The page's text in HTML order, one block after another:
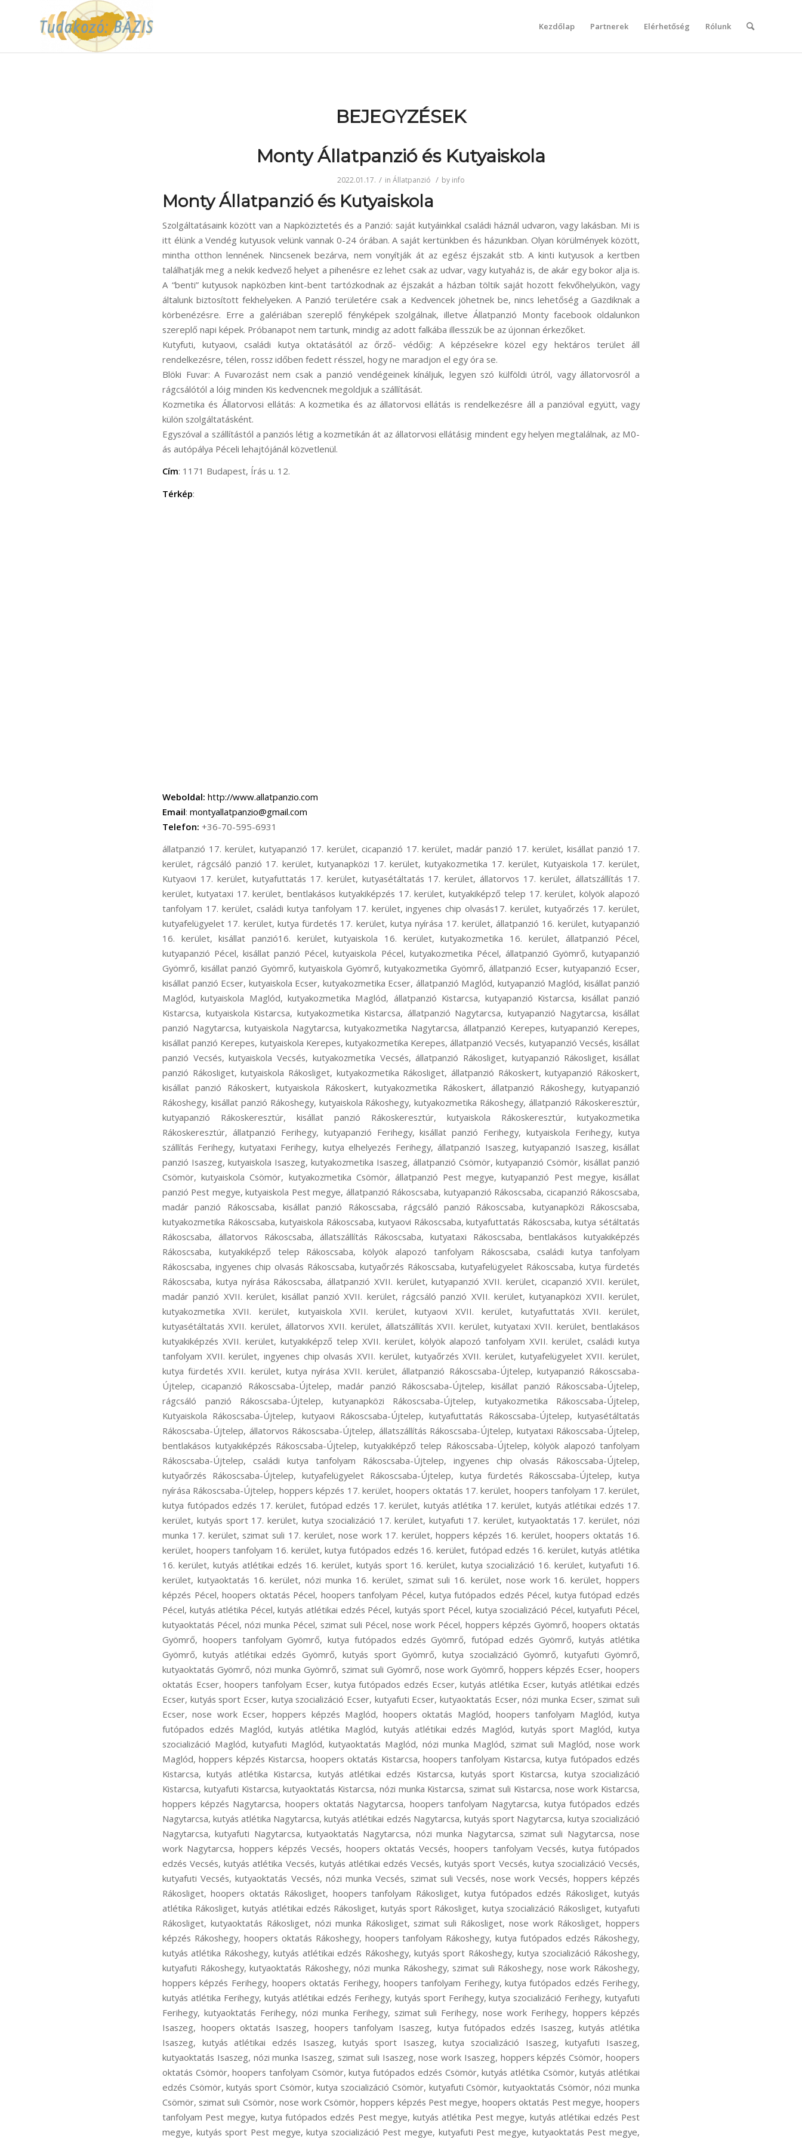
Kezdőlap Partnerek Elérhetőség Rólunk
BEJEGYZÉSEK
Monty Állatpanzió és Kutyaiskola
2022.01.17. / in Állatpanzió / by info
Monty Állatpanzió és Kutyaiskola
Szolgáltatásaink között van a Napköziztetés és a Panzió: saját kutyáinkkal családi háznál udvaron, vagy lakásban. Mi is
itt élünk a Vendég kutyusok velünk vannak 0-24 órában. A saját kertünkben és házunkban. Olyan körülmények között,
mintha otthon lennének. Nincsenek bezárva, nem vonyítják át az egész éjszakát stb. A kinti kutyusok a kertben
találhatják meg a nekik kedvező helyet a pihenésre ez lehet csak az udvar, vagy kutyaház is, de akár egy bokor alja is.
A “benti” kutyusok napközben kint-bent tartózkodnak az éjszakát a házban töltik saját hozott fekvőhelyükön, vagy
általunk biztosított fekhelyeken. A Panzió területére csak a Kedvencek jöhetnek be, nincs lehetőség a Gazdiknak a
körbenézésre. Erre a galériában szereplő fényképek szolgálnak, illetve Állatpanzió Monty facebook oldalunkon
szereplő napi képek. Próbanapot nem tartunk, mindig az adott falkába illesszük be az újonnan érkezőket.
Kutyfuti, kutyaovi, családi kutya oktatásától az őrző- védőig: A képzésekre közel egy hektáros terület áll
rendelkezésre, télen, rossz időben fedett résszel, hogy ne maradjon el egy óra se.
Blöki Fuvar: A Fuvarozást nem csak a panzió vendégeinek kínáljuk, legyen szó külföldi útról, vagy állatorvosról a
rágcsálótól a lóig minden Kis kedvencnek megoldjuk a szállítását.
Kozmetika és Állatorvosi ellátás: A kozmetika és az állatorvosi ellátás is rendelkezésre áll a panzióval együtt, vagy
külön szolgáltatásként.
Egyszóval a szállítástól a panziós létig a kozmetikán át az állatorvosi ellátásig mindent egy helyen megtalálnak, az M0-
ás autópálya Péceli lehajtójánál közvetlenül.
Cím: 1171 Budapest, Írás u. 12.
Térkép:
Weboldal: http://www.allatpanzio.com
Email: montyallatpanzio@gmail.com
Telefon: +36-70-595-6931
állatpanzió 17. kerület, kutyapanzió 17. kerület, cicapanzió 17. kerület, madár panzió 17. kerület, kisállat panzió 17. kerület, rágcsáló panzió 17. kerület, kutyanapközi 17. kerület, kutyakozmetika 17. kerület, Kutyaiskola 17. kerület, Kutyaovi 17. kerület, kutyafuttatás 17. kerület, kutyasétáltatás 17. kerület, állatorvos 17. kerület, állatszállítás 17. kerület, kutyataxi 17. kerület, bentlakásos kutyakiképzés 17. kerület, kutyakiképző telep 17. kerület, kölyök alapozó tanfolyam 17. kerület, családi kutya tanfolyam 17. kerület, ingyenes chip olvasás17. kerület, kutyaőrzés 17. kerület, kutyafelügyelet 17. kerület, kutya fürdetés 17. kerület, kutya nyírása 17. kerület, állatpanzió 16. kerület, kutyapanzió 16. kerület, kisállat panzió16. kerület, kutyaiskola 16. kerület, kutyakozmetika 16. kerület, állatpanzió Pécel, kutyapanzió Pécel, kisállat panzió Pécel, kutyaiskola Pécel, kutyakozmetika Pécel, állatpanzió Gyömrő, kutyapanzió Gyömrő, kisállat panzió Gyömrő, kutyaiskola Gyömrő, kutyakozmetika Gyömrő, állatpanzió Ecser, kutyapanzió Ecser, kisállat panzió Ecser, kutyaiskola Ecser, kutyakozmetika Ecser, állatpanzió Maglód, kutyapanzió Maglód, kisállat panzió Maglód, kutyaiskola Maglód, kutyakozmetika Maglód, állatpanzió Kistarcsa, kutyapanzió Kistarcsa, kisállat panzió Kistarcsa, kutyaiskola Kistarcsa, kutyakozmetika Kistarcsa, állatpanzió Nagytarcsa, kutyapanzió Nagytarcsa, kisállat panzió Nagytarcsa, kutyaiskola Nagytarcsa, kutyakozmetika Nagytarcsa, állatpanzió Kerepes, kutyapanzió Kerepes, kisállat panzió Kerepes, kutyaiskola Kerepes, kutyakozmetika Kerepes, állatpanzió Vecsés, kutyapanzió Vecsés, kisállat panzió Vecsés, kutyaiskola Vecsés, kutyakozmetika Vecsés, állatpanzió Rákosliget, kutyapanzió Rákosliget, kisállat panzió Rákosliget, kutyaiskola Rákosliget, kutyakozmetika Rákosliget, állatpanzió Rákoskert, kutyapanzió Rákoskert, kisállat panzió Rákoskert, kutyaiskola Rákoskert, kutyakozmetika Rákoskert, állatpanzió Rákoshegy, kutyapanzió Rákoshegy, kisállat panzió Rákoshegy, kutyaiskola Rákoshegy, kutyakozmetika Rákoshegy, állatpanzió Rákoskeresztúr, kutyapanzió Rákoskeresztúr, kisállat panzió Rákoskeresztúr, kutyaiskola Rákoskeresztúr, kutyakozmetika Rákoskeresztúr, állatpanzió Ferihegy, kutyapanzió Ferihegy, kisállat panzió Ferihegy, kutyaiskola Ferihegy, kutya szállítás Ferihegy, kutyataxi Ferihegy, kutya elhelyezés Ferihegy, állatpanzió Isaszeg, kutyapanzió Isaszeg, kisállat panzió Isaszeg, kutyaiskola Isaszeg, kutyakozmetika Isaszeg, állatpanzió Csömör, kutyapanzió Csömör, kisállat panzió Csömör, kutyaiskola Csömör, kutyakozmetika Csömör, állatpanzió Pest megye, kutyapanzió Pest megye, kisállat panzió Pest megye, kutyaiskola Pest megye, állatpanzió Rákoscsaba, kutyapanzió Rákoscsaba, cicapanzió Rákoscsaba, madár panzió Rákoscsaba, kisállat panzió Rákoscsaba, rágcsáló panzió Rákoscsaba, kutyanapközi Rákoscsaba, kutyakozmetika Rákoscsaba, kutyaiskola Rákoscsaba, kutyaovi Rákoscsaba, kutyafuttatás Rákoscsaba, kutya sétáltatás Rákoscsaba, állatorvos Rákoscsaba, állatszállítás Rákoscsaba, kutyataxi Rákoscsaba, bentlakásos kutyakiképzés Rákoscsaba, kutyakiképző telep Rákoscsaba, kölyök alapozó tanfolyam Rákoscsaba, családi kutya tanfolyam Rákoscsaba, ingyenes chip olvasás Rákoscsaba, kutyaőrzés Rákoscsaba, kutyafelügyelet Rákoscsaba, kutya fürdetés Rákoscsaba, kutya nyírása Rákoscsaba, állatpanzió XVII. kerület, kutyapanzió XVII. kerület, cicapanzió XVII. kerület, madár panzió XVII. kerület, kisállat panzió XVII. kerület, rágcsáló panzió XVII. kerület, kutyanapközi XVII. kerület, kutyakozmetika XVII. kerület, kutyaiskola XVII. kerület, kutyaovi XVII. kerület, kutyafuttatás XVII. kerület, kutyasétáltatás XVII. kerület, állatorvos XVII. kerület, állatszállítás XVII. kerület, kutyataxi XVII. kerület, bentlakásos kutyakiképzés XVII. kerület, kutyakiképző telep XVII. kerület, kölyök alapozó tanfolyam XVII. kerület, családi kutya tanfolyam XVII. kerület, ingyenes chip olvasás XVII. kerület, kutyaőrzés XVII. kerület, kutyafelügyelet XVII. kerület, kutya fürdetés XVII. kerület, kutya nyírása XVII. kerület, állatpanzió Rákoscsaba-Újtelep, kutyapanzió Rákoscsaba-Újtelep, cicapanzió Rákoscsaba-Újtelep, madár panzió Rákoscsaba-Újtelep, kisállat panzió Rákoscsaba-Újtelep, rágcsáló panzió Rákoscsaba-Újtelep, kutyanapközi Rákoscsaba-Újtelep, kutyakozmetika Rákoscsaba-Újtelep, Kutyaiskola Rákoscsaba-Újtelep, kutyaovi Rákoscsaba-Újtelep, kutyafuttatás Rákoscsaba-Újtelep, kutyasétáltatás Rákoscsaba-Újtelep, állatorvos Rákoscsaba-Újtelep, állatszállítás Rákoscsaba-Újtelep, kutyataxi Rákoscsaba-Újtelep, bentlakásos kutyakiképzés Rákoscsaba-Újtelep, kutyakiképző telep Rákoscsaba-Újtelep, kölyök alapozó tanfolyam Rákoscsaba-Újtelep, családi kutya tanfolyam Rákoscsaba-Újtelep, ingyenes chip olvasás Rákoscsaba-Újtelep, kutyaőrzés Rákoscsaba-Újtelep, kutyafelügyelet Rákoscsaba-Újtelep, kutya fürdetés Rákoscsaba-Újtelep, kutya nyírása Rákoscsaba-Újtelep, hoppers képzés 17. kerület, hoopers oktatás 17. kerület, hoopers tanfolyam 17. kerület, kutya futópados edzés 17. kerület, futópad edzés 17. kerület, kutyás atlétika 17. kerület, kutyás atlétikai edzés 17. kerület, kutyás sport 17. kerület, kutya szocializáció 17. kerület, kutyafuti 17. kerület, kutyaoktatás 17. kerület, nózi munka 17. kerület, szimat suli 17. kerület, nose work 17. kerület, hoppers képzés 16. kerület, hoopers oktatás 16. kerület, hoopers tanfolyam 16. kerület, kutya futópados edzés 16. kerület, futópad edzés 16. kerület, kutyás atlétika 16. kerület, kutyás atlétikai edzés 16. kerület, kutyás sport 16. kerület, kutya szocializáció 16. kerület, kutyafuti 16. kerület, kutyaoktatás 16. kerület, nózi munka 16. kerület, szimat suli 16. kerület, nose work 16. kerület, hoppers képzés Pécel, hoopers oktatás Pécel, hoopers tanfolyam Pécel, kutya futópados edzés Pécel, kutya futópad edzés Pécel, kutyás atlétika Pécel, kutyás atlétikai edzés Pécel, kutyás sport Pécel, kutya szocializáció Pécel, kutyafuti Pécel, kutyaoktatás Pécel, nózi munka Pécel, szimat suli Pécel, nose work Pécel, hoppers képzés Gyömrő, hoopers oktatás Gyömrő, hoopers tanfolyam Gyömrő, kutya futópados edzés Gyömrő, futópad edzés Gyömrő, kutyás atlétika Gyömrő, kutyás atlétikai edzés Gyömrő, kutyás sport Gyömrő, kutya szocializáció Gyömrő, kutyafuti Gyömrő, kutyaoktatás Gyömrő, nózi munka Gyömrő, szimat suli Gyömrő, nose work Gyömrő, hoppers képzés Ecser, hoopers oktatás Ecser, hoopers tanfolyam Ecser, kutya futópados edzés Ecser, kutyás atlétika Ecser, kutyás atlétikai edzés Ecser, kutyás sport Ecser, kutya szocializáció Ecser, kutyafuti Ecser, kutyaoktatás Ecser, nózi munka Ecser, szimat suli Ecser, nose work Ecser, hoppers képzés Maglód, hoopers oktatás Maglód, hoopers tanfolyam Maglód, kutya futópados edzés Maglód, kutyás atlétika Maglód, kutyás atlétikai edzés Maglód, kutyás sport Maglód, kutya szocializáció Maglód, kutyafuti Maglód, kutyaoktatás Maglód, nózi munka Maglód, szimat suli Maglód, nose work Maglód, hoppers képzés Kistarcsa, hoopers oktatás Kistarcsa, hoopers tanfolyam Kistarcsa, kutya futópados edzés Kistarcsa, kutyás atlétika Kistarcsa, kutyás atlétikai edzés Kistarcsa, kutyás sport Kistarcsa, kutya szocializáció Kistarcsa, kutyafuti Kistarcsa, kutyaoktatás Kistarcsa, nózi munka Kistarcsa, szimat suli Kistarcsa, nose work Kistarcsa, hoppers képzés Nagytarcsa, hoopers oktatás Nagytarcsa, hoopers tanfolyam Nagytarcsa, kutya futópados edzés Nagytarcsa, kutyás atlétika Nagytarcsa, kutyás atlétikai edzés Nagytarcsa, kutyás sport Nagytarcsa, kutya szocializáció Nagytarcsa, kutyafuti Nagytarcsa, kutyaoktatás Nagytarcsa, nózi munka Nagytarcsa, szimat suli Nagytarcsa, nose work Nagytarcsa, hoppers képzés Vecsés, hoopers oktatás Vecsés, hoopers tanfolyam Vecsés, kutya futópados edzés Vecsés, kutyás atlétika Vecsés, kutyás atlétikai edzés Vecsés, kutyás sport Vecsés, kutya szocializáció Vecsés, kutyafuti Vecsés, kutyaoktatás Vecsés, nózi munka Vecsés, szimat suli Vecsés, nose work Vecsés, hoppers képzés Rákosliget, hoopers oktatás Rákosliget, hoopers tanfolyam Rákosliget, kutya futópados edzés Rákosliget, kutyás atlétika Rákosliget, kutyás atlétikai edzés Rákosliget, kutyás sport Rákosliget, kutya szocializáció Rákosliget, kutyafuti Rákosliget, kutyaoktatás Rákosliget, nózi munka Rákosliget, szimat suli Rákosliget, nose work Rákosliget, hoppers képzés Rákoshegy, hoopers oktatás Rákoshegy, hoopers tanfolyam Rákoshegy, kutya futópados edzés Rákoshegy, kutyás atlétika Rákoshegy, kutyás atlétikai edzés Rákoshegy, kutyás sport Rákoshegy, kutya szocializáció Rákoshegy, kutyafuti Rákoshegy, kutyaoktatás Rákoshegy, nózi munka Rákoshegy, szimat suli Rákoshegy, nose work Rákoshegy, hoppers képzés Ferihegy, hoopers oktatás Ferihegy, hoopers tanfolyam Ferihegy, kutya futópados edzés Ferihegy, kutyás atlétika Ferihegy, kutyás atlétikai edzés Ferihegy, kutyás sport Ferihegy, kutya szocializáció Ferihegy, kutyafuti Ferihegy, kutyaoktatás Ferihegy, nózi munka Ferihegy, szimat suli Ferihegy, nose work Ferihegy, hoppers képzés Isaszeg, hoopers oktatás Isaszeg, hoopers tanfolyam Isaszeg, kutya futópados edzés Isaszeg, kutyás atlétika Isaszeg, kutyás atlétikai edzés Isaszeg, kutyás sport Isaszeg, kutya szocializáció Isaszeg, kutyafuti Isaszeg, kutyaoktatás Isaszeg, nózi munka Isaszeg, szimat suli Isaszeg, nose work Isaszeg, hoppers képzés Csömör, hoopers oktatás Csömör, hoopers tanfolyam Csömör, kutya futópados edzés Csömör, kutyás atlétika Csömör, kutyás atlétikai edzés Csömör, kutyás sport Csömör, kutya szocializáció Csömör, kutyafuti Csömör, kutyaoktatás Csömör, nózi munka Csömör, szimat suli Csömör, nose work Csömör, hoppers képzés Pest megye, hoopers oktatás Pest megye, hoopers tanfolyam Pest megye, kutya futópados edzés Pest megye, kutyás atlétika Pest megye, kutyás atlétikai edzés Pest megye, kutyás sport Pest megye, kutya szocializáció Pest megye, kutyafuti Pest megye, kutyaoktatás Pest megye, nózi munka Pest megye, szimat suli Pest megye, nose work Pest megye, hoppers képzés Rákoscsaba-Újtelep, hoopers oktat